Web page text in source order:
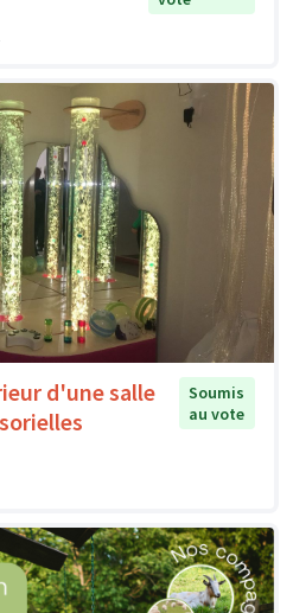
d'une salle
Soumis
au vote